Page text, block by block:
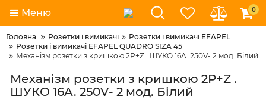
Меню 0
Головна Розетки і вимикачі
Розетки і вимикачі EFAPEL
Розетки і вимикачі EFAPEL QUADRO SIZA 45
Механізм розетки з кришкою 2P+Z . ШУКО 16A. 250V- 2 мод. Білий
Механізм розетки з кришкою 2P+Z .
ШУКО 16A. 250V- 2 мод. Білий